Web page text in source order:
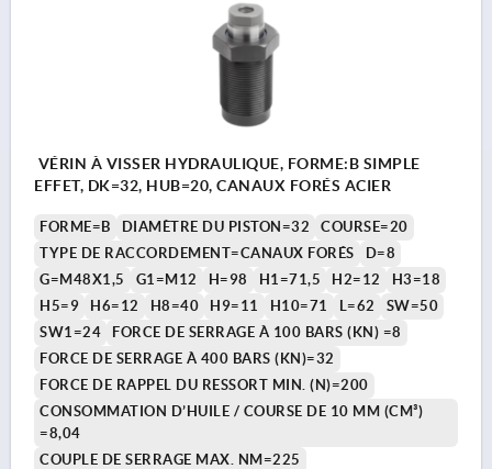
VÉRIN À VISSER HYDRAULIQUE, FORME:B SIMPLE
EFFET, DK=32, HUB=20, CANAUX FORÉS ACIER
FORME=B DIAMÈTRE DU PISTON=32
COURSE=20
TYPE DE RACCORDEMENT=CANAUX FORÉS
D=8
G=M48X1,5
G1=M12 H=98 H1=71,5 H2=12
H3=18
H5=9
H6=12 H8=40 H9=11 H10=71 L=62
SW=50
SW1=24
FORCE DE SERRAGE À 100 BARS (KN) =8
FORCE DE SERRAGE À 400 BARS (KN)=32
FORCE DE RAPPEL DU RESSORT MIN. (N)=200
CONSOMMATION D’HUILE / COURSE DE 10 MM (CM³)
=8,04
COUPLE DE SERRAGE MAX. NM=225